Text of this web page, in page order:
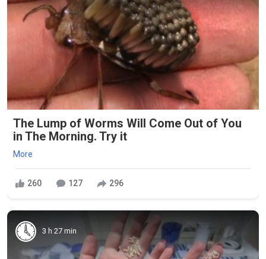
The Lump of Worms Will Come Out of You
in The Morning. Try it
More
260 127 296
3 h 27 min